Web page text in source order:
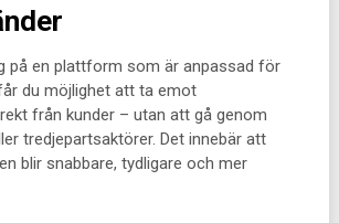
på en plattform som är anpassad för
du möjlighet att ta emot
från kunder – utan att gå genom
tredjepartsaktörer. Det innebär att
blir snabbare, tydligare och mer